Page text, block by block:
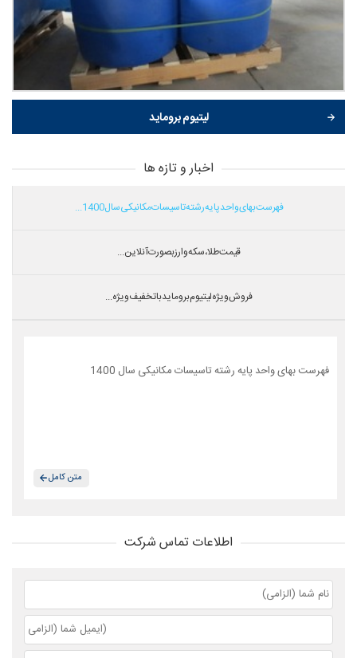
لیتیوم بروماید
اخبار و تازه ها
فهرست بهای واحد پایه رشته تاسیسات مکانیکی سال 1400...
قیمت طلا،سکه و ارز بصورت آنلاین...
فروش ویژه لیتیوم بروماید با تخفیف ویژه...
فهرست بهای واحد پایه رشته تاسیسات مکانیکی سال 1400
متن کامل
اطلاعات تماس شرکت